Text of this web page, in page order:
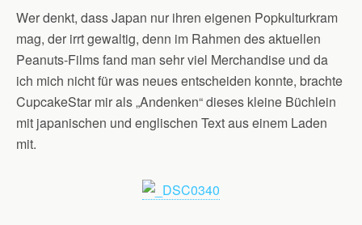
Wer denkt, dass Japan nur ihren eigenen Popkulturkram
mag, der irrt gewaltig, denn im Rahmen des aktuellen
Peanuts-Films fand man sehr viel Merchandise und da
ich mich nicht für was neues entscheiden konnte, brachte
CupcakeStar mir als „Andenken“ dieses kleine Büchlein
mit japanischen und englischen Text aus einem Laden
mit.